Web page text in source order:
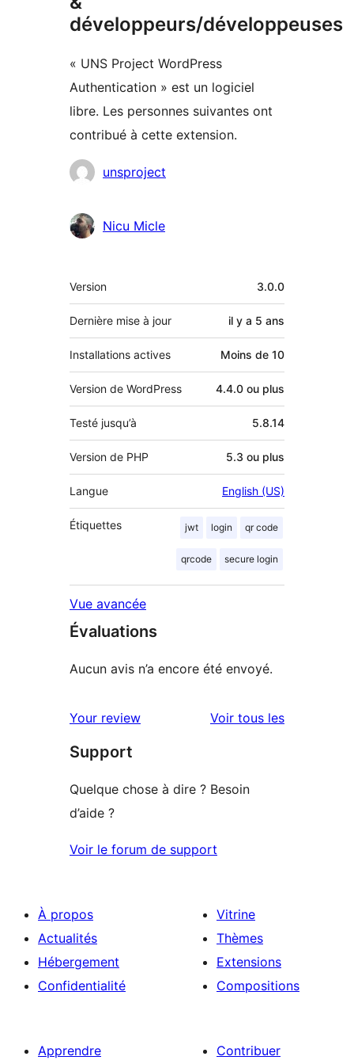
développeurs/développeuses
« UNS Project WordPress
Authentication » est un logiciel
libre. Les personnes suivantes ont
contribué à cette extension.
Contributeurs
unsproject
Nicu Micle
Méta
Version 3.0.0
Dernière mise à jour il y a 5 ans
Installations actives Moins de 10
Version de WordPress 4.4.0 ou plus
Testé jusqu’à 5.8.14
Version de PHP 5.3 ou plus
Langue English (US)
Étiquettes jwt login qr code
qrcode secure login
Vue avancée
Évaluations
Aucun avis n’a encore été envoyé.
Your review Voir tous lesavis
Support
Quelque chose à dire ? Besoin
d’aide ?
Voir le forum de support
À propos
Actualités
Hébergement
Confidentialité
Vitrine
Thèmes
Extensions
Compositions
Apprendre
Contribuer